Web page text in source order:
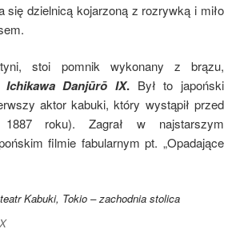
się dzielnicą kojarzoną z rozrywką i miło
stoi pomnik wykonany z brązu,
Ichikawa Danjūrō IX. Był to japoński
aktor kabuki, który wystąpił przed
roku). Zagrał w najstarszym
filmie fabularnym pt. „Opadające